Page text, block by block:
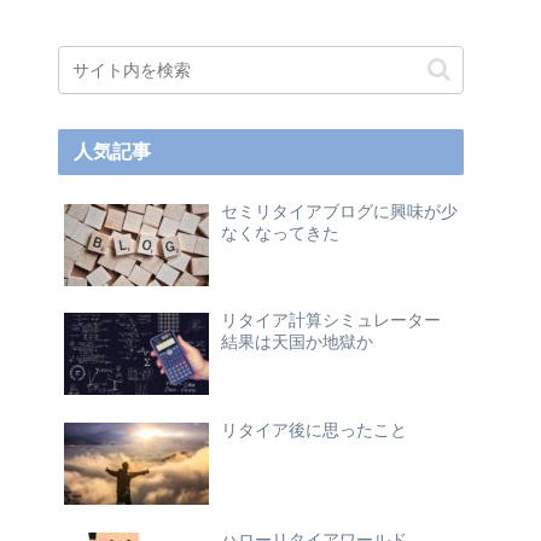
人気記事
セミリタイアブログに興味が少
なくなってきた
リタイア計算シミュレーター
結果は天国か地獄か
リタイア後に思ったこと